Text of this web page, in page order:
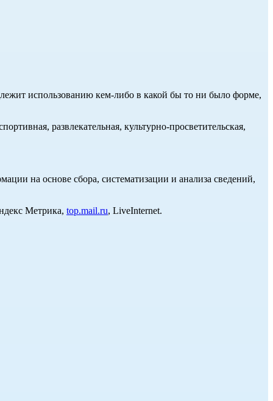
использованию кем-либо в какой бы то ни было форме,
развлекательная, культурно-просветительская,
на основе сбора, систематизации и анализа сведений,
Метрика, top.mail.ru, LiveInternet.